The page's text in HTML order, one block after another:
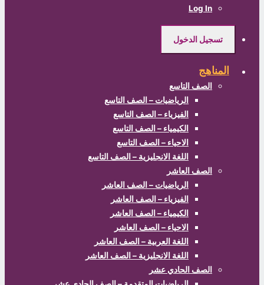
Log In
تسجيل الدخول
المناهج
الصف التاسع
الرياضيات – الصف التاسع
الفيزياء – الصف التاسع
الكيمياء – الصف التاسع
الاحياء – الصف التاسع
اللغة الانجليزية – الصف التاسع
الصف العاشر
الرياضيات – الصف العاشر
الفيزياء – الصف العاشر
الكيمياء – الصف العاشر
الاحياء – الصف العاشر
اللغة العربية – الصف العاشر
اللغة الانجليزية – الصف العاشر
الصف الحادي عشر